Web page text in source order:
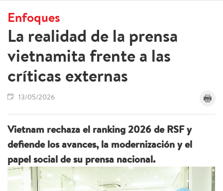
Enfoques
La realidad de la prensa
vietnamita frente a las
críticas externas
13/05/2026
Vietnam rechaza el ranking 2026 de RSF y
defiende los avances, la modernización y el
papel social de su prensa nacional.